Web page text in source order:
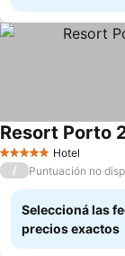
5 Estrellas Hotel
Resort Porto
/ Puntuación no
Seleccioná las
precios exactos